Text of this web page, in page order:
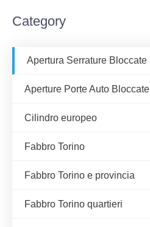
Category
Apertura Serrature Bloccate
Aperture Porte Auto Bloccate
Cilindro europeo
Fabbro Torino
Fabbro Torino e provincia
Fabbro Torino quartieri